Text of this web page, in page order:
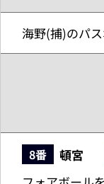
海野(捕)のパ
8番 頓宮